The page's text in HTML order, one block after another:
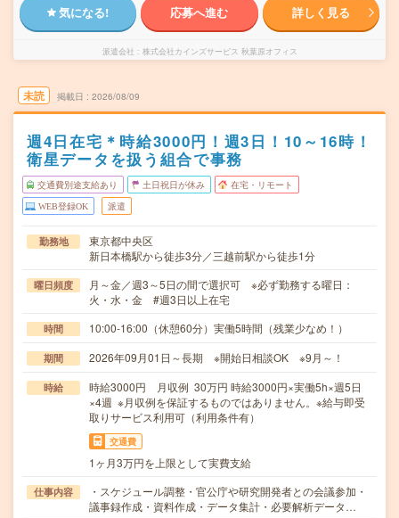
気になる! 応募へ進む 詳しく見る
派遣会社 株式会社カインズサービス 秋葉原オフィス
未読 掲載日 2026/08/09
週4日在宅＊時給3000円！週3日！10～16時！
衛星データを扱う組合で事務
交通費別途支給あり 土日祝日が休み 在宅・リモート
WEB登録OK 派遣
勤務地
東京都中央区
新日本橋駅から徒歩3分／三越前駅から徒歩1分
曜日頻度
月～金／週3～5日の間で選択可 ※必ず勤務する曜日：
火・水・金 #週3日以上在宅
時間 10:00-16:00（休憩60分）実働5時間（残業少なめ！）
期間 2026年09月01日～長期 ※開始日相談OK ※9月～！
時給
時給3000円 月収例 30万円 時給3000円×実働5h×週5日
×4週 ※月収例を保証するものではありません。※給与即受
取りサービス利用可（利用条件有）
交通費
1ヶ月3万円を上限として実費支給
仕事内容
・スケジュール調整・官公庁や研究開発者との会議参加・
議事録作成・資料作成・データ集計・必要解析データ…